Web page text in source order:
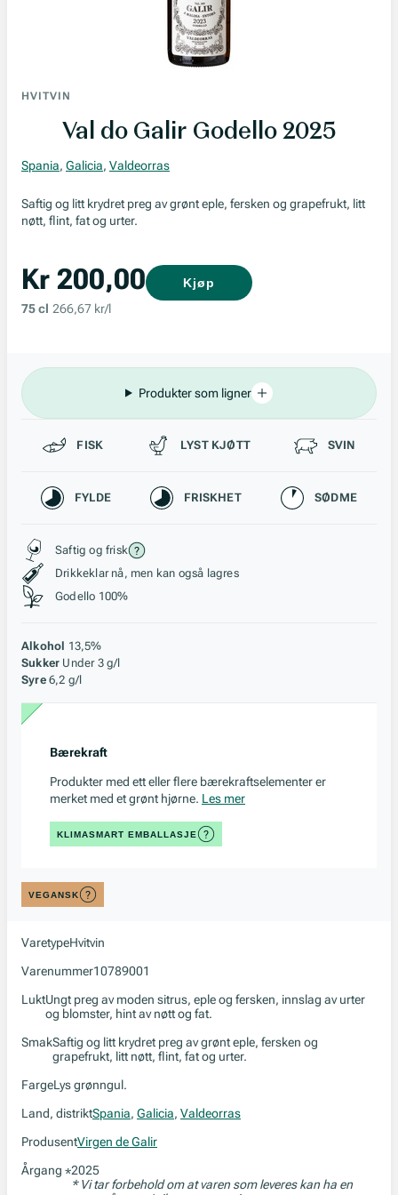
HVITVIN
Val do Galir Godello 2025
Spania, Galicia, Valdeorras
Saftig og litt krydret preg av grønt eple, fersken og grapefrukt, litt
nøtt, flint, fat og urter.
Kr 200,00
75 cl 266,67 kr/l
Kjøp
Produkter som ligner
Passer til
FISK LYST KJØTT SVIN
Karakteristikk
FYLDE FRISKHET SØDME
Stil, lagring og råstoff
Saftig og frisk
Drikkeklar nå, men kan også lagres
Godello 100%
Alkohol 13,5%
Sukker Under 3 g/l
Syre 6,2 g/l
Bærekraft
Produkter med ett eller flere bærekraftselementer er
merket med et grønt hjørne. Les mer
KLIMASMART EMBALLASJE
VEGANSK
VaretypeHvitvin
Varenummer10789001
LuktUngt preg av moden sitrus, eple og fersken, innslag av urter
og blomster, hint av nøtt og fat.
SmakSaftig og litt krydret preg av grønt eple, fersken og
grapefrukt, litt nøtt, flint, fat og urter.
FargeLys grønngul.
Land, distriktSpania, Galicia, Valdeorras
ProdusentVirgen de Galir
Årgang *2025
* Vi tar forbehold om at varen som leveres kan ha en